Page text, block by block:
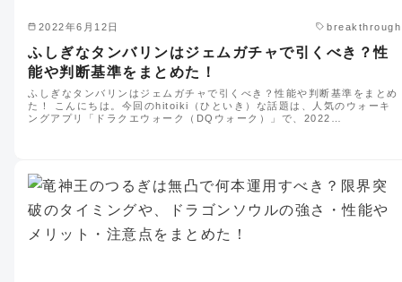
2022年6月12日 breakthrough
ふしぎなタンバリンはジェムガチャで引くべき？性
能や判断基準をまとめた！
ふしぎなタンバリンはジェムガチャで引くべき？性能や判断基準をまとめ
た！ こんにちは。今回のhitoiki（ひといき）な話題は、人気のウォーキ
ングアプリ「ドラクエウォーク（DQウォーク）」で、2022…